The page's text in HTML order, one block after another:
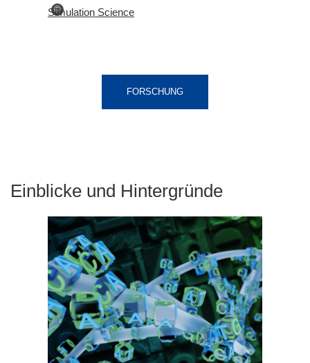
©
Simulation Science
FORSCHUNG
Einblicke und Hintergründe